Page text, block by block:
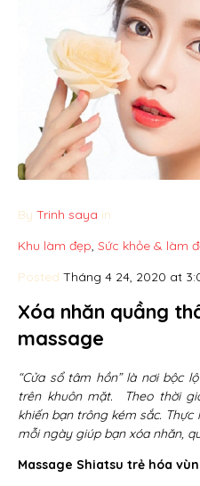
By Trinh saya in
Khu làm đẹp, Sức khỏe & làm
Posted Tháng 4 24, 2020 at
Xóa nhăn quầng
massage
“Cửa sổ tâm hồn” là nơi bộc
trên khuôn mặt. Theo thời
khiến bạn trông kém sắc. Thực
mỗi ngày giúp bạn xóa nhăn,
Massage Shiatsu trẻ hóa